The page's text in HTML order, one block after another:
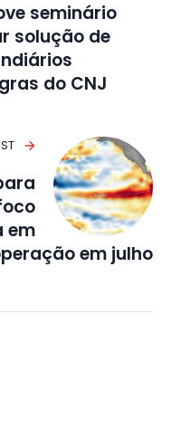
seminário
solução de
do CNJ
em
em julho